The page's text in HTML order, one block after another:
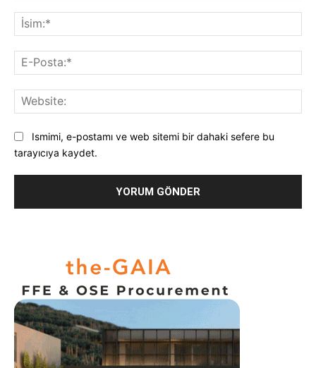
Ismimi, e-postamı ve web sitemi bir dahaki sefere bu
tarayıcıya kaydet.